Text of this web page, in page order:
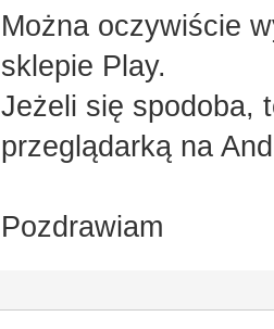
Można oczywiście
sklepie Play.
Jeżeli się spodoba,
przeglądarką na
Pozdrawiam